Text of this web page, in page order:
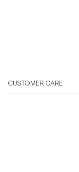
CUSTOMER CARE